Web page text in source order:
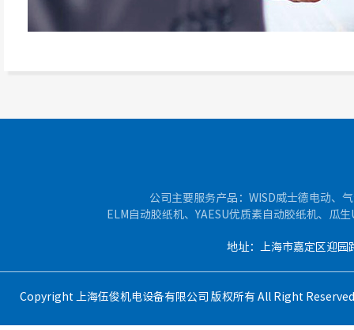
公司主要服务产品：WISD威士德电动、
ELM自动胶纸机、YAESU优质素自动胶纸机、瓜
地址：上海市嘉定区
Copyright 上海伍俊机电设备有限公司 版权所有 All Right